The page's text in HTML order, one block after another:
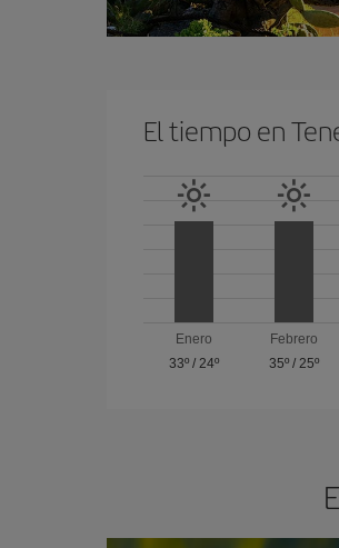
El tiempo en
Enero
33º/ 24º
Febrero
35º /25º